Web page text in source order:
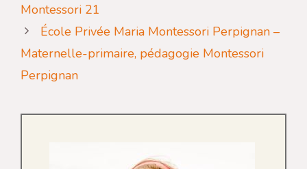
Montessori 21
École Privée Maria Montessori Perpignan –
Maternelle-primaire, pédagogie Montessori
Perpignan